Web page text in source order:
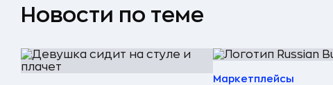
Новости по теме
Маркетплейсы